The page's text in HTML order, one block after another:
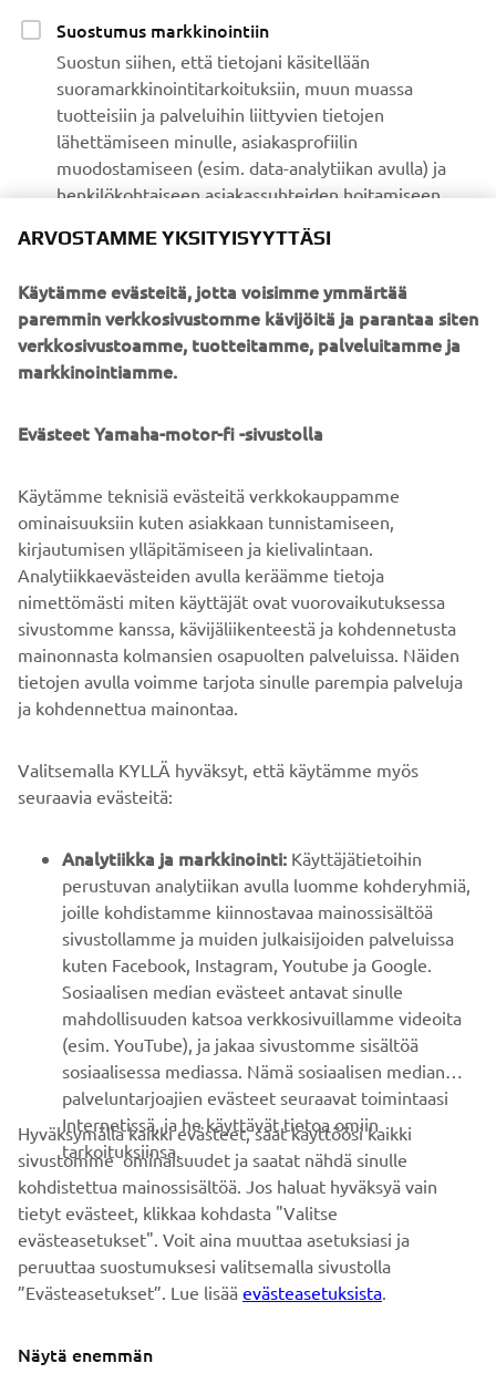
Suostumus markkinointiin
Suostun siihen, että tietojani käsitellään
suoramarkkinointitarkoituksiin, muun muassa
tuotteisiin ja palveluihin liittyvien tietojen
lähettämiseen minulle, asiakasprofiilin
muodostamiseen (esim. data-analytiikan avulla) ja
henkilökohtaiseen asiakassuhteiden hoitamiseen,
erikoistarjoukset, kutsut tapahtumiin (koeajot ja
Jos haluat perua aiemmin antamasi markkinointiluvan,
voit tehdä senMyYamaha-palvelussasi.
SUBMIT
B2B
YAMAHA MUUALLA
ASIAKASTUKI
UUTISKIRJE
Ole ensimmäinen, joka kuulee uusimmista tarjouksista,
erikoistapahtumista, uusista julkaisuista ja paljon muuta...
TILAA
Lue tietosuojakäytäntömme saadaksesi tietää, miten
käsittelemme henkilötietojasi:
Tietosuoja ja evästeet -sivustolta
ARVOSTAMME YKSITYISYYTTÄSI
Käytämme evästeitä, jotta voisimme ymmärtää
paremmin verkkosivustomme kävijöitä ja parantaa siten
verkkosivustoamme, tuotteitamme, palveluitamme ja
markkinointiamme.
Evästeet Yamaha-motor-fi -sivustolla
Käytämme teknisiä evästeitä verkkokauppamme
ominaisuuksiin kuten asiakkaan tunnistamiseen,
kirjautumisen ylläpitämiseen ja kielivalintaan.
Analytiikkaevästeiden avulla keräämme tietoja
nimettömästi miten käyttäjät ovat vuorovaikutuksessa
sivustomme kanssa, kävijäliikenteestä ja kohdennetusta
mainonnasta kolmansien osapuolten palveluissa. Näiden
tietojen avulla voimme tarjota sinulle parempia palveluja
ja kohdennettua mainontaa.
Valitsemalla KYLLÄ hyväksyt, että käytämme myös
seuraavia evästeitä:
Analytiikka ja markkinointi: Käyttäjätietoihin
perustuvan analytiikan avulla luomme kohderyhmiä,
joille kohdistamme kiinnostavaa mainossisältöä
sivustollamme ja muiden julkaisijoiden palveluissa
kuten Facebook, Instagram, Youtube ja Google.
Sosiaalisen median evästeet antavat sinulle
mahdollisuuden katsoa verkkosivuillamme videoita
(esim. YouTube), ja jakaa sivustomme sisältöä
sosiaalisessa mediassa. Nämä sosiaalisen median
palveluntarjoajien evästeet seuraavat toimintaasi
Internetissä, ja he käyttävät tietoa omiin
tarkoituksiinsa.
Hyväksymällä kaikki evästeet, saat käyttöösi kaikki
sivustomme ominaisuudet ja saatat nähdä sinulle
kohdistettua mainossisältöä. Jos haluat hyväksyä vain
tietyt evästeet, klikkaa kohdasta "Valitse
evästeasetukset". Voit aina muuttaa asetuksiasi ja
peruuttaa suostumuksesi valitsemalla sivustolla
”Evästeasetukset”. Lue lisää evästeasetuksista.
Näytä enemmän